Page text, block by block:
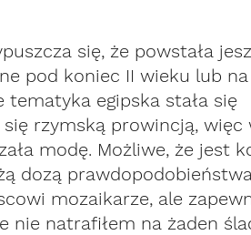
się, że powstała
pod koniec II wieku lub na
tematyka egipska stała się
rzymską prowincją, więc
modę. Możliwe, że jest
dozą
mozaikarze, ale
nie natrafiłem na żaden